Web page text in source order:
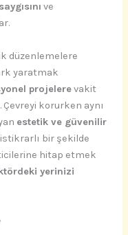
ve
düzenlemelere
yaratmak
projelerevakit
Çevreyi korurken aynı
estetik ve güvenilir
bir şekilde
hitap etmek
yerinizi